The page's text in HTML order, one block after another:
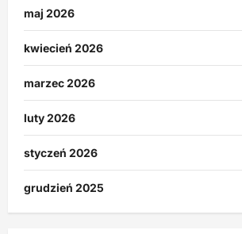
maj 2026
kwiecień 2026
marzec 2026
luty 2026
styczeń 2026
grudzień 2025